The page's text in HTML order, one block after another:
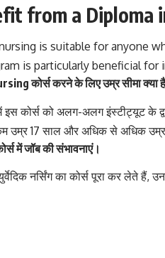
from a Diploma
is suitable for anyone
is particularly beneficial
कोर्स करने के लिए उम्र सीमा क्या
इस कोर्स को अलग-अलग इंस्टीट्यूट के
उम्र 17 साल और अधिक से अधिक
में जॉब की संभावनाएं।
नर्सिंग का कोर्स पूरा कर लेते हैं,